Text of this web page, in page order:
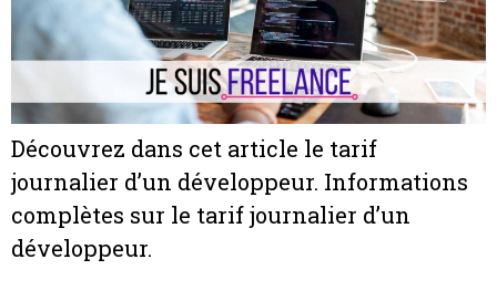
Découvrez dans cet article le tarif
journalier d’un développeur. Informations
complètes sur le tarif journalier d’un
développeur.